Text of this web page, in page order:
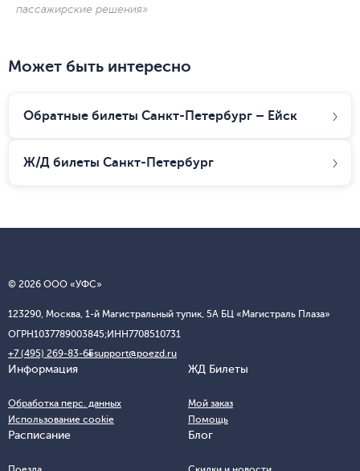
пассажирские решения»
Может быть интересно
Обратные билеты Санкт-Петербург – Ейск
Ж/Д билеты Санкт-Петербург
© 2026 ООО «УФС»
123290, Москва, 1-й Магистральный тупик, 5А БЦ «Магистраль Плаза»
ОГРН1037789003845;ИНН7708510731
+7 (495) 269-83-65support@poezd.ru
Информация
Обработка перс. данных
Использование cookie
ЖД Билеты
Мой заказ
Помощь
Расписание Блог